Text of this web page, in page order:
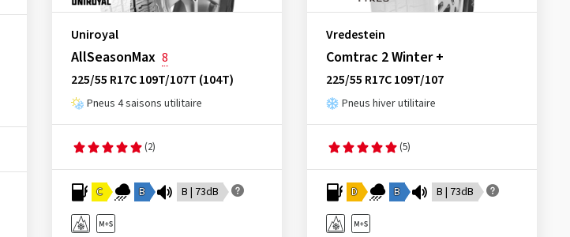
Uniroyal
AllSeasonMax 8
225/55 R17C 109T/107T (104T)
Pneus 4 saisons utilitaire
(2)
C B B | 73dB
Vredestein
Comtrac 2 Winter +
225/55 R17C 109T/107
Pneus hiver utilitaire
(5)
D B B | 73dB